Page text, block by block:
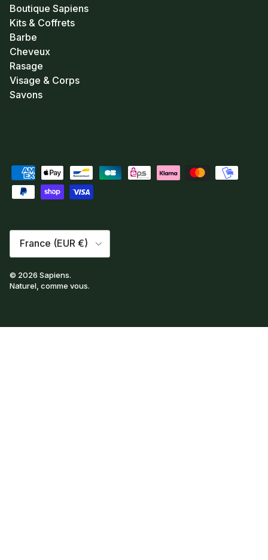
Boutique Sapiens
Kits & Coffrets
Barbe
Cheveux
Rasage
Visage & Corps
Savons
France (EUR €)
© 2026 Sapiens.
Naturel, comme vous.